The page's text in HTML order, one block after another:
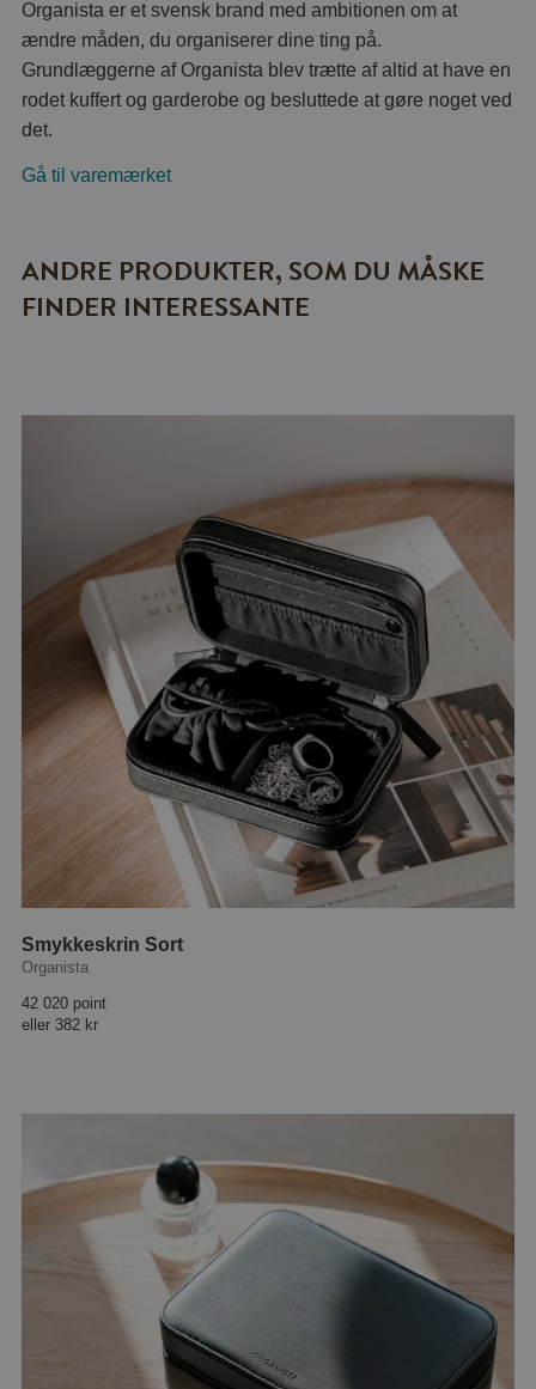
Organista er et svensk brand med ambitionen om at
ændre måden, du organiserer dine ting på.
Grundlæggerne af Organista blev trætte af altid at have en
rodet kuffert og garderobe og besluttede at gøre noget ved
det.
Gå til varemærket
ANDRE PRODUKTER, SOM DU MÅSKE
FINDER INTERESSANTE
Smykkeskrin Sort
Organista
42 020 point
eller 382 kr